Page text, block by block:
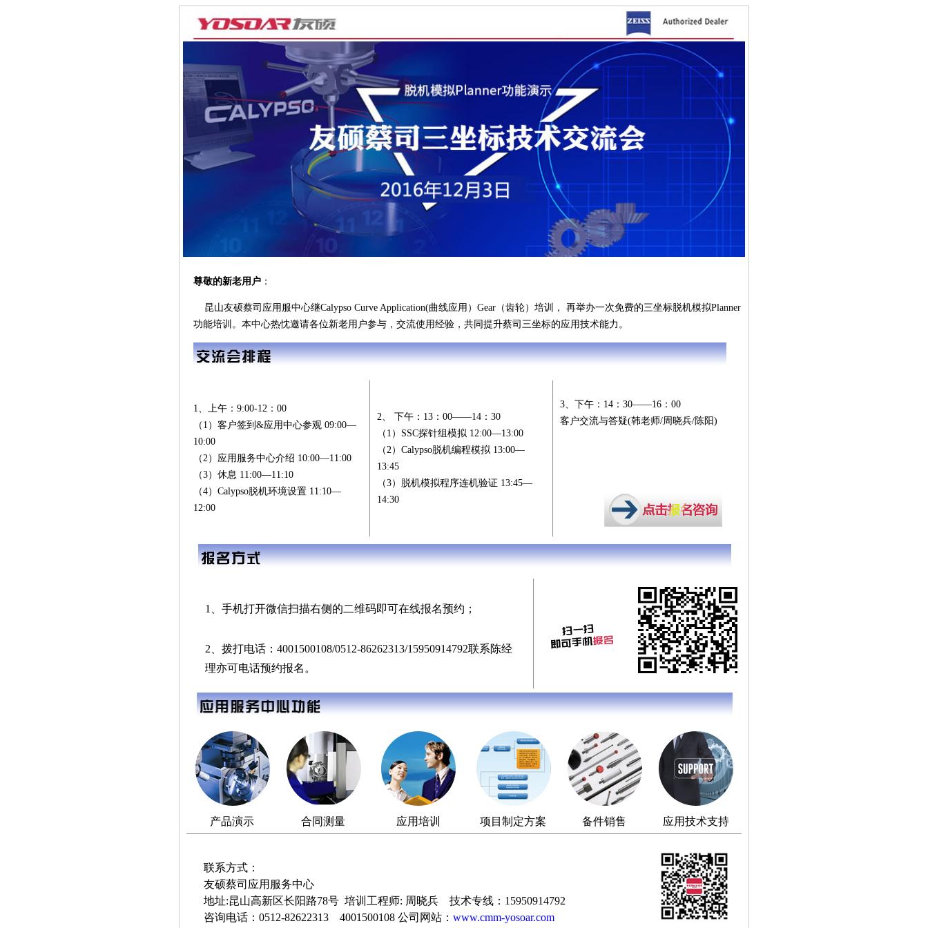
尊敬的新老用户 ：
昆山友硕蔡司应用服中心继Calypso Curve Application(曲线应用）Gear（齿轮）培训， 再举办一次免费的三坐标脱机模拟Planner
功能培训。本中心热忱邀请各位新老用户参与，交流使用经验，共同提升蔡司三坐标的应用技术能力。
1、上午：9:00-12：00
（1）客户签到&应用中心参观 09:00—
10:00
（2）应用服务中心介绍 10:00—11:00
（3）休息 11:00—11:10
（4）Calypso脱机环境设置 11:10—
12:00
2、 下午：13：00——14：30
（1）SSC探针组模拟 12:00—13:00
（2）Calypso脱机编程模拟 13:00—
13:45
（3）脱机模拟程序连机验证 13:45—
14:30
3、下午：14：30——16：00
客户交流与答疑(韩老师/周晓兵/陈阳)
1、手机打开微信扫描右侧的二维码即可在线报名预约；
2、拨打电话：4001500108/0512-86262313/15950914792联系陈经
理亦可电话预约报名。
产品演示 合同测量 应用培训 项目制定方案 备件销售 应用技术支持
联系方式：
友硕蔡司应用服务中心
地址:昆山高新区长阳路78号 培训工程师: 周晓兵 技术专线：15950914792
咨询电话：0512-82622313 4001500108 公司网站： www.cmm-yosoar.com